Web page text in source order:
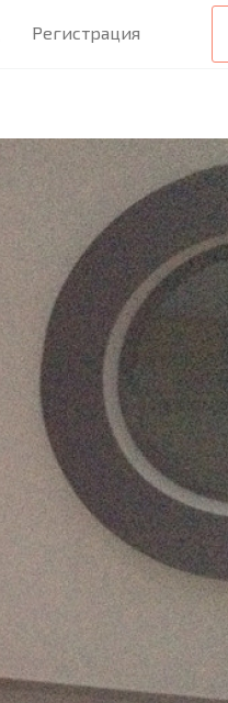
Регистрация